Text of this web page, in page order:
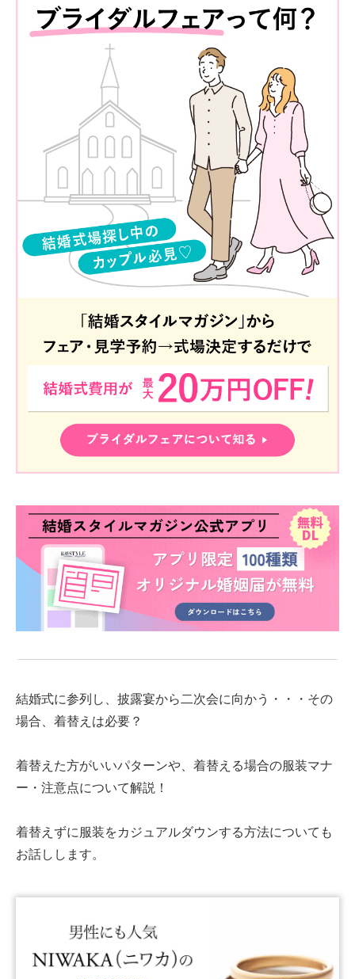
結婚式に参列し、披露宴から二次会に向かう・・・その
場合、着替えは必要？
着替えた方がいいパターンや、着替える場合の服装マナ
ー・注意点について解説！
着替えずに服装をカジュアルダウンする方法についても
お話しします。